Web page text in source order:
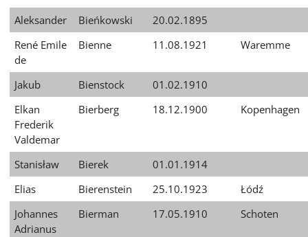
Aleksander Bieńkowski
20.02.1895
René Emile
de
Bienne 11.08.1921 Waremme
Jakub Bienstock
01.02.1910
Elkan
Frederik
Valdemar
Bierberg 18.12.1900 Kopenhagen
Stanisław Bierek
01.01.1914
Elias
Bierenstein 25.10.1923
Łódź
Johannes
Adrianus
Bierman 17.05.1910 Schoten